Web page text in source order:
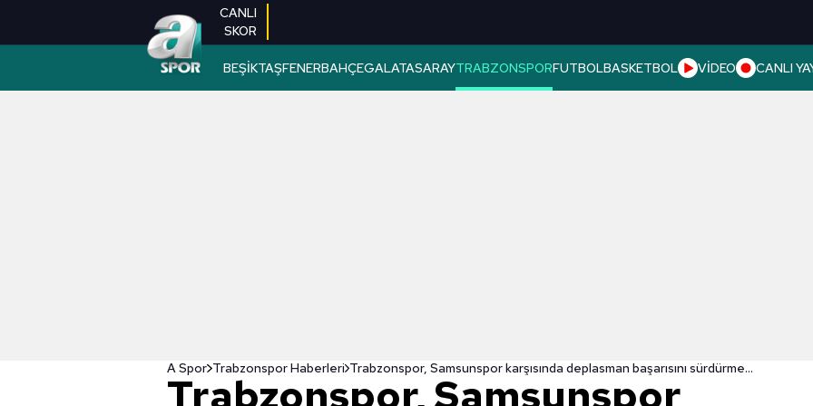
CANLI
SKOR
BEŞİKTAŞFENERBAHÇEGALATASARAYTRABZONSPORFUTBOLBASKETBOL VİDEO CANLI
A Spor Trabzonspor Haberleri Trabzonspor, Samsunspor karşısında deplasman başarısını sürdürmek istiyor
Trabzonspor, Samsunspor